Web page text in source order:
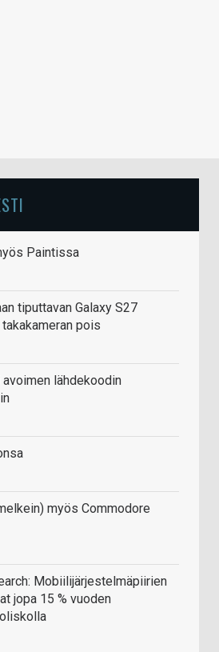
Paintissa
tiputtavan Galaxy S27
pois
lähdekoodin
myös Commodore
Mobiilijärjestelmäpiirien
jopa 15 % vuoden